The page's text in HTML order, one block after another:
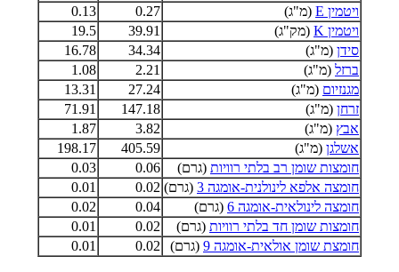
ויטמין E
(מ"ג) 0.27
0.13
ויטמין K
(מק"ג) 39.91
19.5
סידן (מ"ג) 34.34
16.78
ברזל (מ"ג) 2.21
1.08
מגנזיום (מ"ג) 27.24
13.31
זרחן (מ"ג) 147.18
71.91
אבץ (מ"ג) 3.82
1.87
אשלגן (מ"ג) 405.59
198.17
חומצות שומן רב בלתי רוויות (גרם) 0.06
0.03
חומצה אלפא לינולנית-אומגה 3
(גרם) 0.02
0.01
חומצה לינולאית-אומגה 6
(גרם) 0.04
0.02
חומצות שומן חד בלתי רוויות (גרם) 0.02
0.01
חומצת שומן אולאית-אומגה 9
(גרם) 0.02
0.01